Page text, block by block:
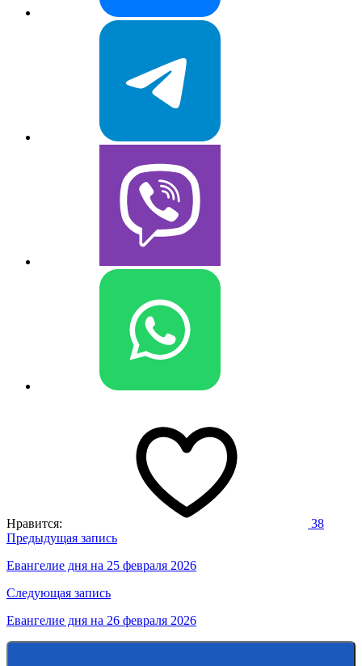
Нравится: 38
Навигация
по
записям
Предыдущая запись
Евангелие дня на 25 февраля 2026
Следующая запись
Евангелие дня на 26 февраля 2026